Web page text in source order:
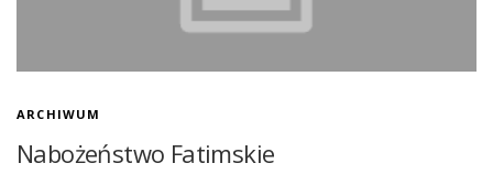
ARCHIWUM
Nabożeństwo Fatimskie